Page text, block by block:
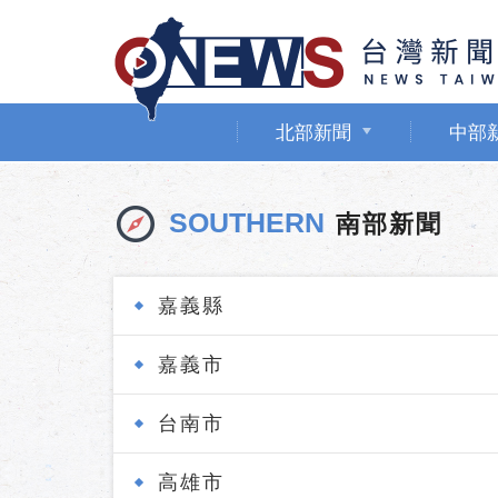
北部新聞 中部
SOUTHERN 南部新聞
嘉義縣
嘉義市
台南市
高雄市